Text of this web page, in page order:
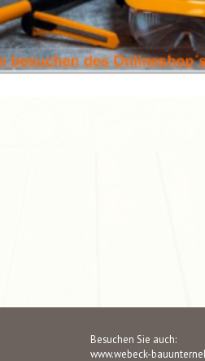
Besuchen Sie auch:
www.webeck-